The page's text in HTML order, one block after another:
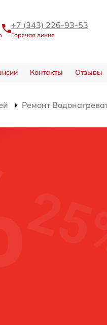
+7 (343) 226-93-53
Горячая линия
Контакты Отзывы
Ремонт